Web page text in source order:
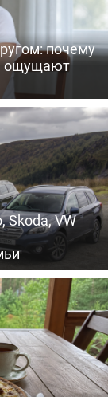
почему
ощущают
Skoda, VW